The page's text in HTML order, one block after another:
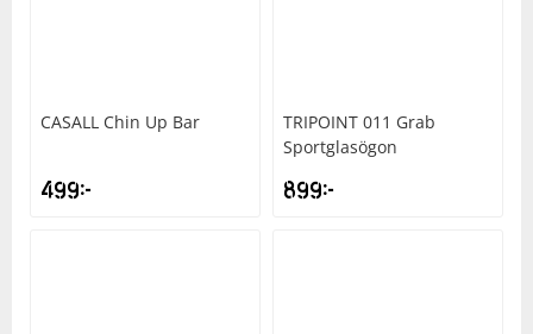
CASALL Chin Up Bar
499kr
TRIPOINT 011 Grab
Sportglasögon
899kr